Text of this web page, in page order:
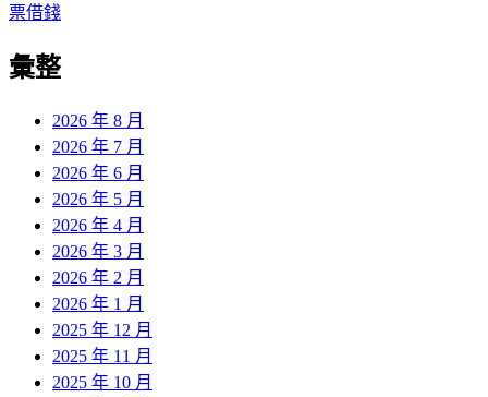
導
覽
票借錢
彙整
2026 年 8 月
2026 年 7 月
2026 年 6 月
2026 年 5 月
2026 年 4 月
2026 年 3 月
2026 年 2 月
2026 年 1 月
2025 年 12 月
2025 年 11 月
2025 年 10 月